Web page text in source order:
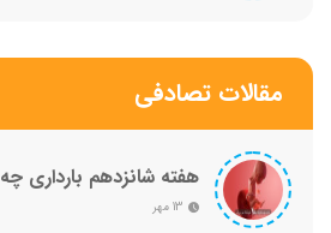
مقالات تصادفی
هفته شانزدهم بارداری چه
علائمی دارد؟ + راهنمایی
13 مهر